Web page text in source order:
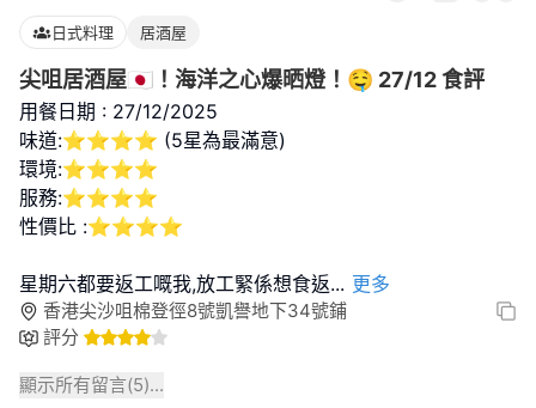
日式料理 居酒屋
尖咀居酒屋🇯🇵！海洋之心爆晒燈！🤤 27/12 食評
用餐日期 : 27/12/2025
味道:⭐⭐⭐⭐ (5星為最滿意)
環境:⭐⭐⭐⭐
服務:⭐⭐⭐⭐
性價比 :⭐⭐⭐⭐
星期六都要返工嘅我,放工緊係想食返... 更多
香港尖沙咀棉登徑8號凱譽地下34號鋪
評分
顯示所有留言(5)...